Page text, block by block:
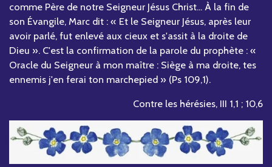
comme Père de notre Seigneur Jésus Christ... À la fin de
son Évangile, Marc dit : « Et le Seigneur Jésus, après leur
avoir parlé, fut enlevé aux cieux et s'assit à la droite de
Dieu ». C'est la confirmation de la parole du prophète : «
Oracle du Seigneur à mon maître : Siège à ma droite, tes
ennemis j'en ferai ton marchepied » (Ps 109,1).
Contre les hérésies, III 1,1 ; 10,6